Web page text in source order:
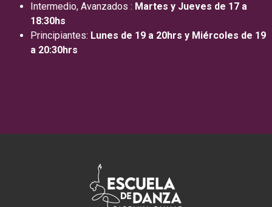
Intermedio, Avanzados : Martes y Jueves de 17 a
18:30hs
Principiantes: Lunes de 19 a 20hrs y Miércoles de 19
a 20:30hrs